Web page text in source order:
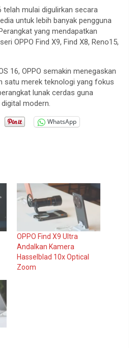
telah mulai digulirkan secara
untuk lebih banyak pengguna
yang mendapatkan
OPPO Find X9, Find X8, Reno15,
16, OPPO semakin menegaskan
satu merek teknologi yang fokus
lunak cerdas guna
modern.
WhatsApp
OPPO Find X9 Ultra
Andalkan Kamera
Hasselblad 10x Optical
Zoom